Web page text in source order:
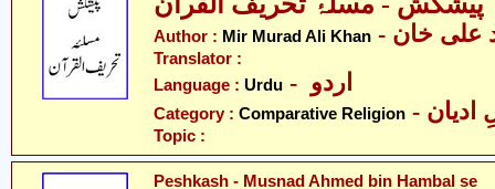
Author : Mir Murad Ali Khan علی خان
Translator :
Language : Urdu
Category : Comparative Religion ادیان
Topic :
Peshkash - Musnad Ahmed bin Hambal se